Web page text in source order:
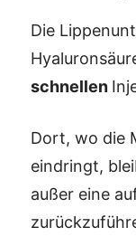
Die
schnellen
Dort, wo die
eindringt,
außer eine